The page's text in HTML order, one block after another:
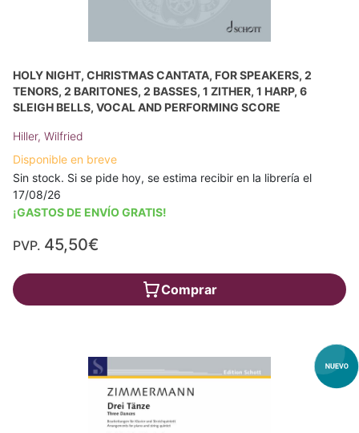
HOLY NIGHT, CHRISTMAS CANTATA, FOR SPEAKERS, 2
TENORS, 2 BARITONES, 2 BASSES, 1 ZITHER, 1 HARP, 6
SLEIGH BELLS, VOCAL AND PERFORMING SCORE
Hiller, Wilfried
Disponible en breve
Sin stock. Si se pide hoy, se estima recibir en la librería el
17/08/26
¡GASTOS DE ENVÍO GRATIS!
PVP. 45,50€
Comprar